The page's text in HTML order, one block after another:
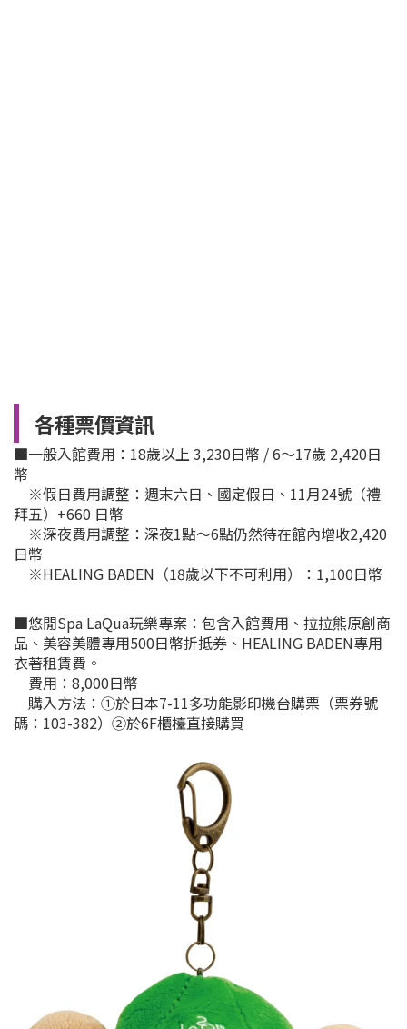
各種票價資訊
■一般入館費用：18歲以上 3,230日幣 / 6～17歲 2,420日
幣
※假日費用調整：週末六日、國定假日、11月24號（禮
拜五）+660 日幣
※深夜費用調整：深夜1點～6點仍然待在館內增收2,420
日幣
※HEALING BADEN（18歲以下不可利用）：1,100日幣
■悠閒Spa LaQua玩樂專案：包含入館費用、拉拉熊原創商
品、美容美體專用500日幣折抵券、HEALING BADEN專用
衣著租賃費。
費用：8,000日幣
購入方法：①於日本7-11多功能影印機台購票（票券號
碼：103-382）②於6F櫃檯直接購買